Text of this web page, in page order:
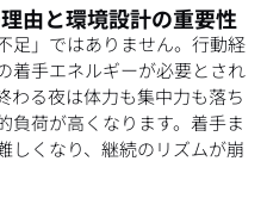
由と環境設計の重要性
足」ではありません。行動経
着手エネルギーが必要とされ
わる夜は体力も集中力も落ち
負荷が高くなります。着手ま
しくなり、継続のリズムが崩